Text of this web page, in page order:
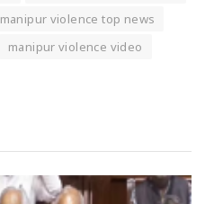
manipur violence top news
manipur violence video